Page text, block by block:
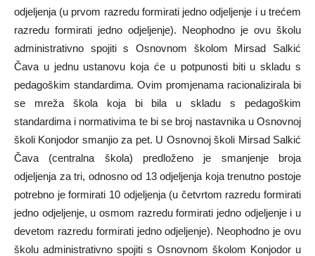
odjeljenja (u prvom razredu formirati jedno odjeljenje i u trećem
razredu formirati jedno odjeljenje). Neophodno je ovu školu
administrativno spojiti s Osnovnom školom Mirsad Salkić
Čava u jednu ustanovu koja će u potpunosti biti u skladu s
pedagoškim standardima. Ovim promjenama racionalizirala bi
se mreža škola koja bi bila u skladu s pedagoškim
standardima i normativima te bi se broj nastavnika u Osnovnoj
školi Konjodor smanjio za pet. U Osnovnoj školi Mirsad Salkić
Čava (centralna škola) predloženo je smanjenje broja
odjeljenja za tri, odnosno od 13 odjeljenja koja trenutno postoje
potrebno je formirati 10 odjeljenja (u četvrtom razredu formirati
jedno odjeljenje, u osmom razredu formirati jedno odjeljenje i u
devetom razredu formirati jedno odjeljenje). Neophodno je ovu
školu administrativno spojiti s Osnovnom školom Konjodor u